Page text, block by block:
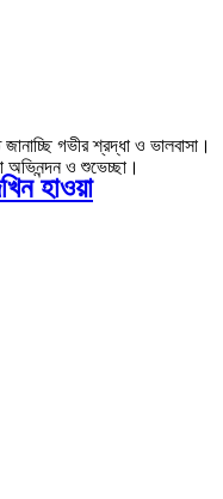
জানাচ্ছি গভীর শ্রদ্ধা ও ভালবাসা।
অভিনন্দন ও শুভেচ্ছা।
হাওয়া